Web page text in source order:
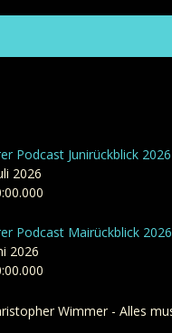
Podcast Junirückblick 2026
2026
Podcast Mairückblick 2026
2026